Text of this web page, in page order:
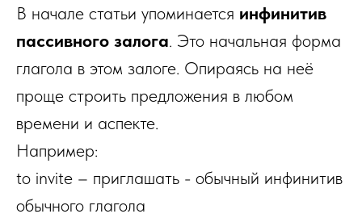
В начале статьи упоминается инфинитив
пассивного залога. Это начальная форма
глагола в этом залоге. Опираясь на неё
проще строить предложения в любом
времени и аспекте.
Например:
to invite – приглашать - обычный инфинитив
обычного глагола